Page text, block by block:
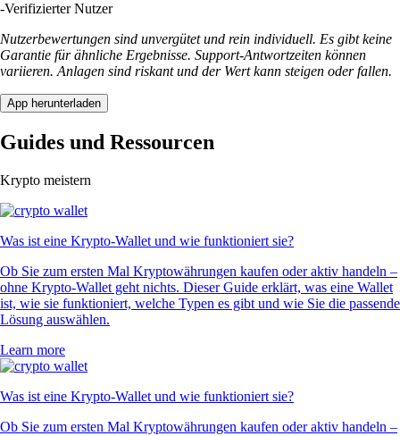
-Verifizierter Nutzer
Nutzerbewertungen sind unvergütet und rein individuell. Es gibt keine
Garantie für ähnliche Ergebnisse. Support-Antwortzeiten können
variieren. Anlagen sind riskant und der Wert kann steigen oder fallen.
App herunterladen
Guides und Ressourcen
Krypto meistern
Was ist eine Krypto-Wallet und wie funktioniert sie?
Ob Sie zum ersten Mal Kryptowährungen kaufen oder aktiv handeln –
ohne Krypto-Wallet geht nichts. Dieser Guide erklärt, was eine Wallet
ist, wie sie funktioniert, welche Typen es gibt und wie Sie die passende
Lösung auswählen.
Learn more
Was ist eine Krypto-Wallet und wie funktioniert sie?
Ob Sie zum ersten Mal Kryptowährungen kaufen oder aktiv handeln –